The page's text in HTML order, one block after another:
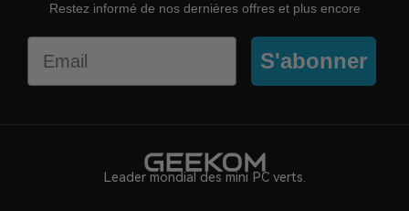
Restez informé de nos dernières offres et plus encore
S'abonner
Leader mondial des mini PC verts.